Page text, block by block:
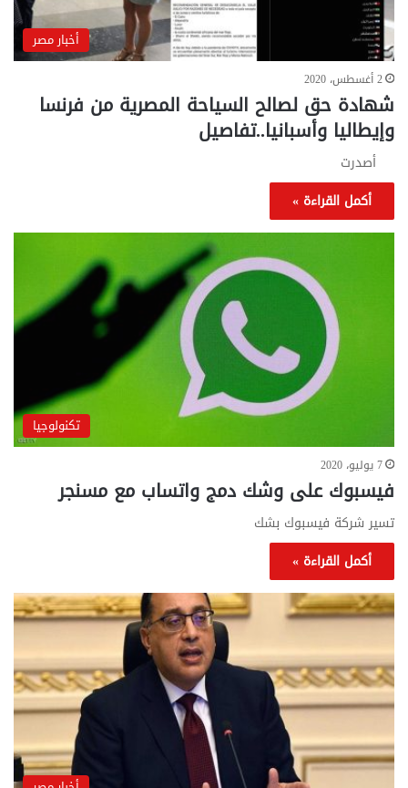
أخبار مصر
2 أغسطس، 2020
شهادة حق لصالح السياحة المصرية من فرنسا
وإيطاليا وأسبانيا..تفاصيل
أصدرت
أكمل القراءة »
تكنولوجيا
7 يوليو، 2020
فيسبوك على وشك دمج واتساب مع مسنجر
تسير شركة فيسبوك بشك
أكمل القراءة »